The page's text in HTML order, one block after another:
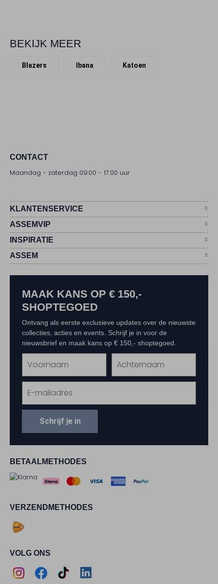
BEKIJK MEER
Blazers Ibana Katoen
CONTACT
Maandag - zaterdag 09:00 - 17:00 uur
KLANTENSERVICE
ASSEMVIP
INSPIRATIE
ASSEM
BETAALMETHODES
VERZENDMETHODES
VOLG ONS
MAAK KANS OP € 150,-
SHOPTEGOED
Ontvang als eerste exclusieve updates over de nieuwste
collecties, acties en events. Schrijf je in voor de
nieuwsbrief en maak kans op € 150,- shoptegoed.
Schrijf je in